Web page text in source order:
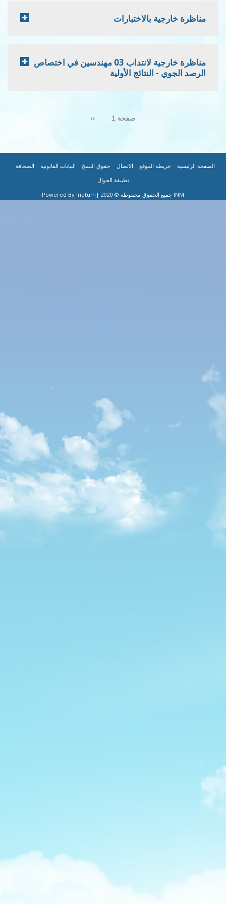
بالاختبارات
مناظرة خارجية لانتداب 03 مهندسين في اختصاص
الأولية
الموقع|الاتصال| حقوق النسخ|البيانات القانونية|الصحافة
|Powered By Inetum